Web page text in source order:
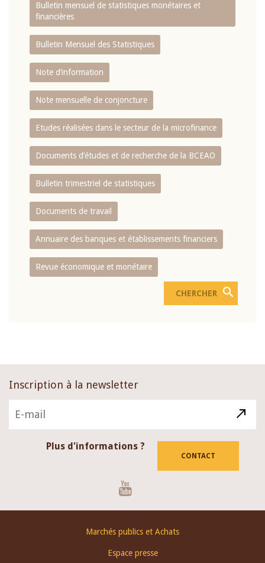
Bulletin mensuel de statistiques monétaires et
financières
Bulletin Mensuel des Statistiques
Note d’information
Note mensuelle de conjoncture
Etudes réalisées dans le secteur de la microfinance
Documents d’études et de recherche de la BCEAO
Bulletin trimestriel de statistiques
Documents de travail
Annuaire des banques et établissements financiers
Revue économique et monétaire
Inscription à la newsletter
Plus d'informations ?
CONTACT
Marchés publics et Achats
Espace presse